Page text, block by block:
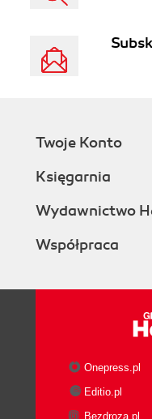
Twoje Konto
Księgarnia
Wydawnictwo
Współpraca
Onepress.pl
Editio.pl
Bezdroza.pl